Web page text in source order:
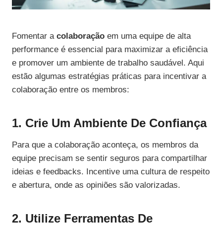
Fomentar a colaboração em uma equipe de alta
performance é essencial para maximizar a eficiência
e promover um ambiente de trabalho saudável. Aqui
estão algumas estratégias práticas para incentivar a
colaboração entre os membros:
1. Crie Um Ambiente De Confiança
Para que a colaboração aconteça, os membros da
equipe precisam se sentir seguros para compartilhar
ideias e feedbacks. Incentive uma cultura de respeito
e abertura, onde as opiniões são valorizadas.
2. Utilize Ferramentas De